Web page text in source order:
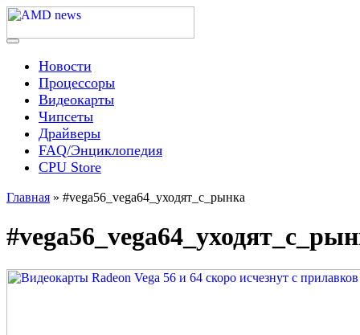
Skip
content
AMD news
Menu
Новости
Процессоры
Видеокарты
Чипсеты
Драйверы
FAQ/Энциклопедия
CPU Store
Главная » #vega56_vega64_уходят_с_рынка